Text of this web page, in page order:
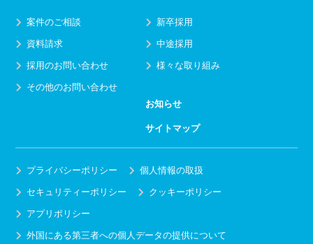
案件のご相談
資料請求
採用のお問い合わせ
その他のお問い合わせ
新卒採用
中途採用
様々な取り組み
お知らせ
サイトマップ
プライバシーポリシー 個人情報の取扱
セキュリティーポリシー クッキーポリシー
アプリポリシー
外国にある第三者への個人データの提供について